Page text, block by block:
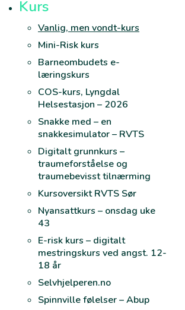
Kurs
Vanlig, men vondt-kurs
Mini-Risk kurs
Barneombudets e-
læringskurs
COS-kurs, Lyngdal
Helsestasjon – 2026
Snakke med – en
snakkesimulator – RVTS
Digitalt grunnkurs –
traumeforståelse og
traumebevisst tilnærming
Kursoversikt RVTS Sør
Nyansattkurs – onsdag uke
43
E-risk kurs – digitalt
mestringskurs ved angst. 12-
18 år
Selvhjelperen.no
Spinnville følelser – Abup